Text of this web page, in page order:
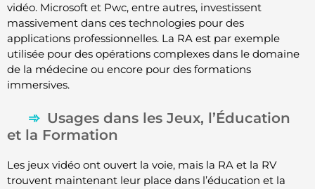
vidéo. Microsoft et Pwc, entre autres, investissent
massivement dans ces technologies pour des
applications professionnelles. La RA est par exemple
utilisée pour des opérations complexes dans le domaine
de la médecine ou encore pour des formations
immersives.
Usages dans les Jeux, l’Éducation
et la Formation
Les jeux vidéo ont ouvert la voie, mais la RA et la RV
trouvent maintenant leur place dans l’éducation et la